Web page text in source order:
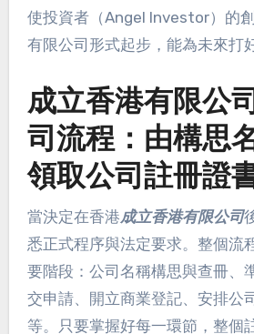
使投資者（Angel Investor）的
有限公司形式起步，能為未來打
成立香港有限公
司流程：由構思
領取公司註冊證
當決定在香港成立香港有限公司
悉正式程序與法定要求。整個流
要階段：公司名稱構思與查冊、
交申請、開立商業登記、安排公
等。只要掌握好每一環節，整個